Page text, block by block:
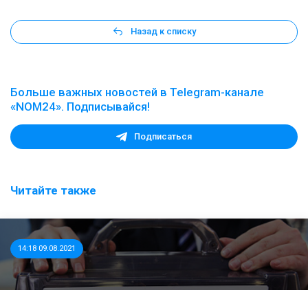
Назад к списку
Больше важных новостей в Telegram-канале
«NOM24». Подписывайся!
Подписаться
Читайте также
14:18 09.08.2021